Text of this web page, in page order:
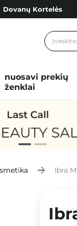
Dovanų Kortelės
pristatymas nuo
nuosavi prekių
ženklai
Ibra